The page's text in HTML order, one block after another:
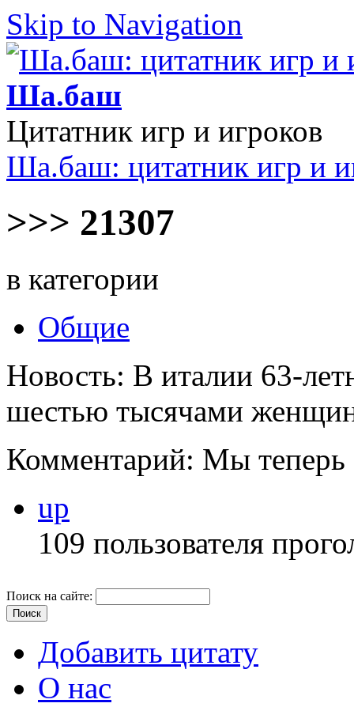
Skip to Navigation
Ша.баш
Цитатник игр и игроков
Ша.баш: цитатник игр и
>>> 21307
в категории
Общие
Новость: В италии 63-
шестью тысячами
Комментарий: Мы теперь
up
109 пользователя
Поиск на сайте:
Добавить цитату
О нас